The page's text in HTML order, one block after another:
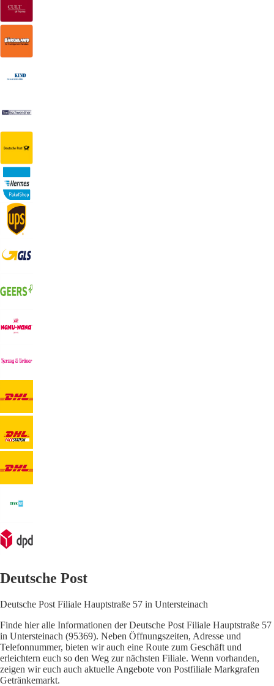
Deutsche Post
Deutsche Post Filiale Hauptstraße 57 in Untersteinach
Finde hier alle Informationen der Deutsche Post Filiale Hauptstraße 57
in Untersteinach (95369). Neben Öffnungszeiten, Adresse und
Telefonnummer, bieten wir auch eine Route zum Geschäft und
erleichtern euch so den Weg zur nächsten Filiale. Wenn vorhanden,
zeigen wir euch auch aktuelle Angebote von Postfiliale Markgrafen
Getränkemarkt.